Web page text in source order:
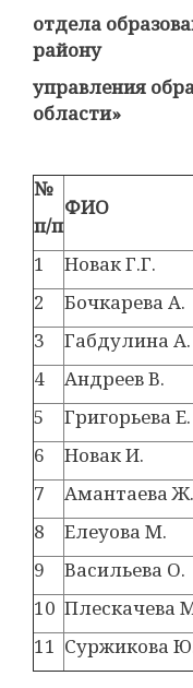
отдела
району
управления
области»
№
п/п
ФИО
1 Новак Г.Г.
2
Бочкарева А.
3
Габдулина А.
4
Андреев В.
5
Григорьева Е.
6
Новак И.
7
Амантаева Ж.
8
Елеуова М.
9
Васильева О.
10 Плескачева
11 Суржикова